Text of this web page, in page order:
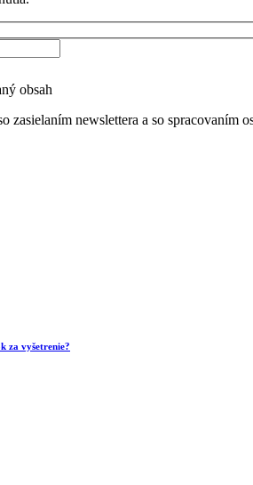
obsah
zasielaním newslettera a so spracovaním
za vyšetrenie?